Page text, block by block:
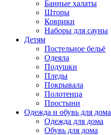
Банные халаты
Шторы
Коврики
Наборы для сауны
Детям
Постельное бельё
Одеяла
Подушки
Пледы
Покрывала
Полотенца
Простыни
Одежда и обувь для дома
Одежда для дома
Обувь для дома